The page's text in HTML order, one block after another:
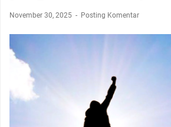
November 30, 2025 Posting Komentar